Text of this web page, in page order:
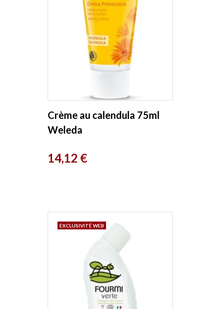
Crème au calendula 75ml
Weleda
Prix
14,12 €
EXCLUSIVITÉ WEB